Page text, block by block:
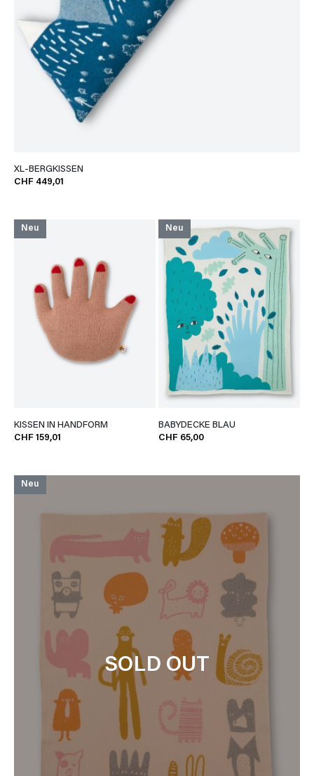
XL-BERGKISSEN
CHF 449,01
Neu
KISSEN IN HANDFORM
CHF 159,01
Neu
BABYDECKE BLAU
CHF 65,00
SOLD OUT
Neu